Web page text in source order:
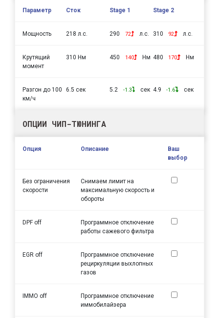
Параметр Сток Stage 1 Stage 2
Мощность 218 л.с. 290 72 л.с. 310 92 л.с.
Крутящий
момент
310 Нм 450 140 Нм 480 170 Нм
Разгон до 100
км/ч
6.5 сек 5.2 -1.3 сек 4.9 -1.6 сек
ОПЦИИ ЧИП-ТЮНИНГА
Опция Описание
Ваш
выбор
Без ограничения
скорости
Снимаем лимит на
максимальную скорость и
обороты
DPF off
Программное отключение
работы сажевого фильтра
EGR off
Программное отключение
рециркуляции выхлопных
газов
IMMO off
Программное отключение
иммобилайзера